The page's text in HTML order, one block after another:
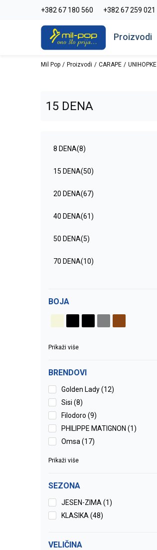
+382 67 180 560 +382 67 259 021
La Plage peškiri do -30% Pogledaj više
Proizvodi
Mil Pop Proizvodi CARAPE UNIHOPKE
15 DENA
8 DENA(8)
15 DENA(50)
20 DENA(67)
40 DENA(61)
50 DENA(5)
70 DENA(10)
BOJA
Prikaži više
BRENDOVI
Golden Lady (12)
Sisi (8)
Filodoro (9)
PHILIPPE MATIGNON (1)
Omsa (17)
Prikaži više
SEZONA
JESEN-ZIMA (1)
KLASIKA (48)
VELIČINA